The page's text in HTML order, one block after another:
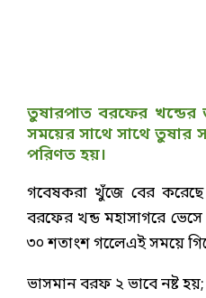
তুষারপাত বরফের
সময়ের সাথে সাথে
পরিণত হয়।
গবেষকরা খুঁজে বের করেছে
বরফের খন্ড মহাসাগরে
৩০ শতাংশ গলেেএই সময়ে
ভাসমান বরফ ২ ভাবে নষ্ট